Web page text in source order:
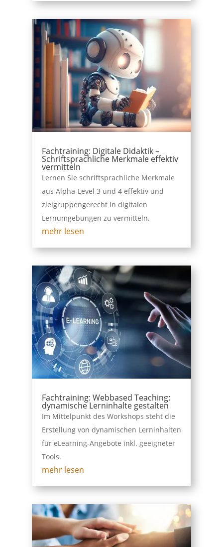
Fachtraining: Digitale Didaktik –
Schriftsprachliche Merkmale effektiv
vermitteln
Lernen Sie schriftsprachliche Merkmale
aus Alpha-Level 3 und 4 effektiv und
zielgruppengerecht in digitalen
Lernumgebungen zu vermitteln.
mehr lesen
Fachtraining: Webbased Teaching:
dynamische Lerninhalte gestalten
Im Mittelpunkt des Workshops steht die
Erstellung von dynamischen Lerninhalten
für eLearning-Angebote inkl. geeigneter
Tools.
mehr lesen